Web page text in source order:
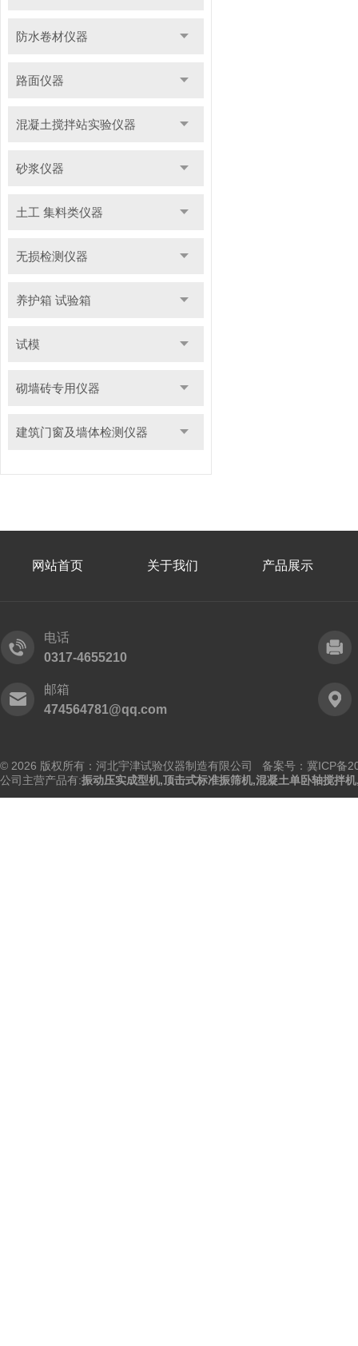
防水卷材仪器
路面仪器
混凝土搅拌站实验仪器
砂浆仪器
土工 集料类仪器
无损检测仪器
养护箱 试验箱
试模
砌墙砖专用仪器
建筑门窗及墙体检测仪器
网站首页 关于我们 产品展示
电话
0317-4655210
邮箱
474564781@qq.com
© 2026 版权所有：河北宇津试验仪器制造有限公司 备案号：冀ICP备
公司主营产品有:振动压实成型机,顶击式标准振筛机,混凝土单卧轴搅拌机